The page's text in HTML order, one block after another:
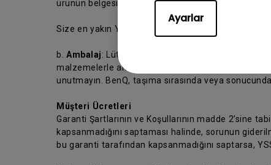
Ayarlar
ürünün belgesini de koymayı unutmayın.
Size en yakın YSS’yi bulmak için lütfen
b. Ambalaj: Lütfen Ürünün taşıma sırasında
malzemelerle ambalajlayınız. Satınalma belgenizin
unutmayın. BenQ, taşıma sırasında veya
Müşteri Ücretleri
Garanti Şartlarının ve Koşullarının madde 2’sine
kapsanmadığını saptaması halinde, sorunun
bu garanti tarafından kapsanmadığını saptarsa,